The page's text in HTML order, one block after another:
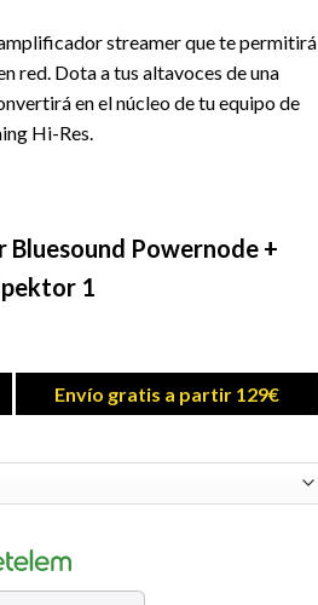
streamer que te permitirá
red. Dota a tus altavoces de una
en el núcleo de tu equipo de
Hi-Res.
Powernode +
1
Envío gratis a partir 129€